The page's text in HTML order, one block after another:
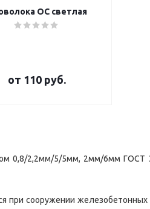
ОС светлая
от 110 руб.
0,8/2,2мм/5/5мм, 2мм/6мм ГОСТ
при сооружении железобетонных